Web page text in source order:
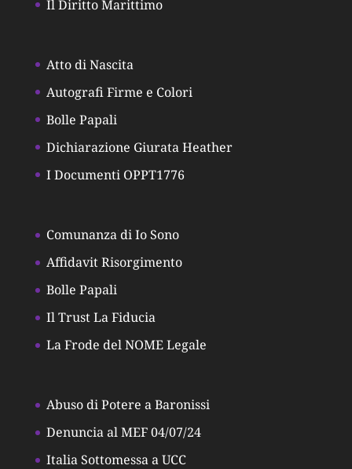
Il Diritto Marittimo
Atto di Nascita
Autografi Firme e Colori
Bolle Papali
Dichiarazione Giurata Heather
I Documenti OPPT1776
Comunanza di Io Sono
Affidavit Risorgimento
Bolle Papali
Il Trust La Fiducia
La Frode del NOME Legale
Abuso di Potere a Baronissi
Denuncia al MEF 04/07/24
Italia Sottomessa a UCC